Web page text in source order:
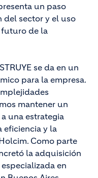
un paso
del sector y el uso
de la
se da en un
para la empresa.
mantener un
una estrategia
eficiencia y la
Como parte
la adquisición
en